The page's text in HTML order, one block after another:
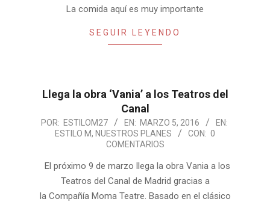
La comida aquí es muy importante
SEGUIR LEYENDO
Llega la obra ‘Vania’ a los Teatros del
Canal
2016-
POR: ESTILOM27 EN: MARZO 5, 2016
EN:
ESTILO M, NUESTROS PLANES CON: 0
COMENTARIOS
El próximo 9 de marzo llega la obra Vania a los
Teatros del Canal de Madrid gracias a
la Compañía Moma Teatre. Basado en el clásico